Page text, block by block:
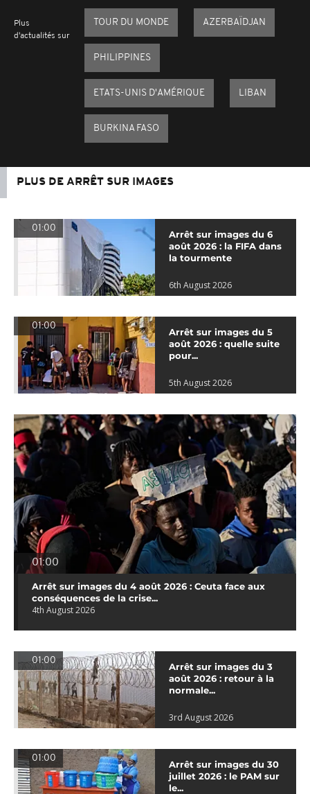
Plus
d'actualités sur
TOUR DU MONDE AZERBAÏDJAN
PHILIPPINES
ETATS-UNIS D'AMÉRIQUE LIBAN
BURKINA FASO
PLUS DE ARRÊT SUR IMAGES
01:00
Arrêt sur images du 6
août 2026 : la FIFA dans
la tourmente
6th August 2026
01:00
Arrêt sur images du 5
août 2026 : quelle suite
pour...
5th August 2026
01:00
Arrêt sur images du 4 août 2026 : Ceuta face aux
conséquences de la crise...
4th August 2026
01:00
Arrêt sur images du 3
août 2026 : retour à la
normale...
3rd August 2026
01:00
Arrêt sur images du 30
juillet 2026 : le PAM sur
le...